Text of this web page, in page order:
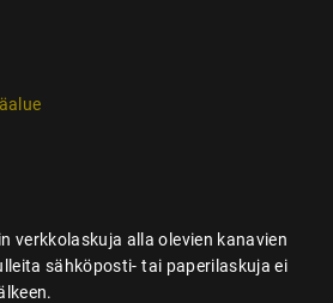
verkkolaskuja alla olevien kanavien
sähköposti- tai paperilaskuja ei